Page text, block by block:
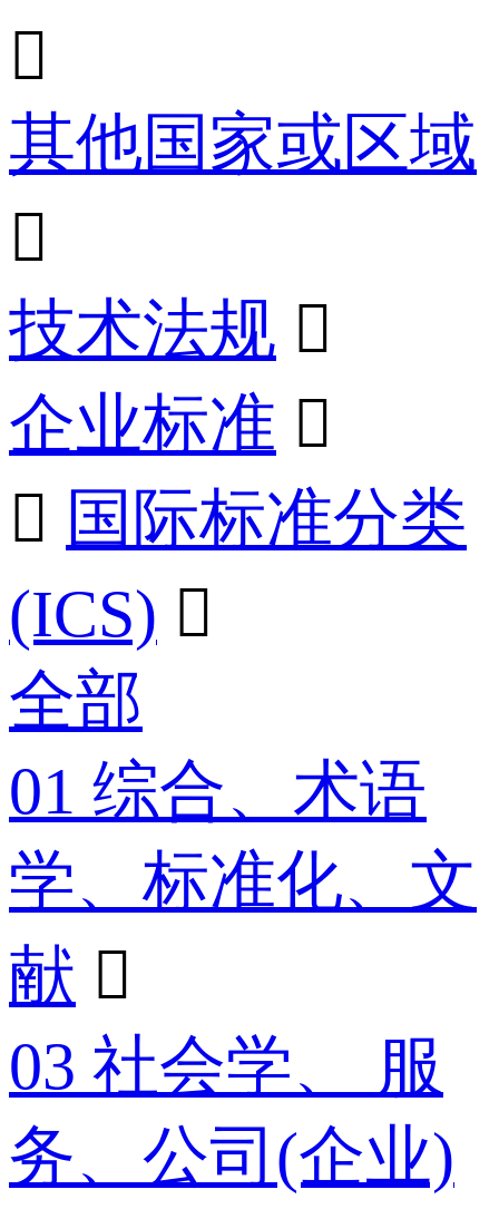

其他国家或区域

技术法规 
企业标准 
 国际标准分类
(ICS) 
全部
01 综合、术语
学、标准化、文
献 
03 社会学、 服
务、公司(企业)